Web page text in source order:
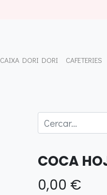
CAIXA DORI DORI CAFETERIES
COCA
0,00 €